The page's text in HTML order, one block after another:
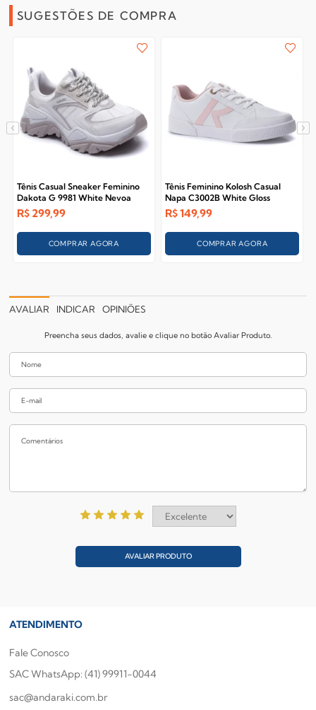
SUGESTÕES DE COMPRA
Tênis Casual Sneaker Feminino
Dakota G 9981 White Nevoa
R$ 299,99
COMPRAR AGORA
Tênis Feminino Kolosh Casual
Napa C3002B White Gloss
R$149,99
COMPRAR AGORA
AVALIAR INDICAR OPINIÕES
Preencha seus dados, avalie e clique no botão Avaliar Produto.
AVALIAR PRODUTO
ATENDIMENTO
Fale Conosco
SAC WhatsApp: (41) 99911-0044
sac@andaraki.com.br